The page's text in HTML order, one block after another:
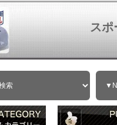
スポ